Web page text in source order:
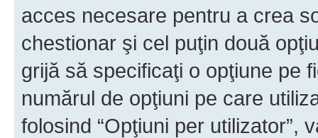
acces necesare pentru a crea
chestionar şi cel puţin două
grijă să specificaţi o opţiune pe
numărul de opţiuni pe care
folosind “Opţiuni per utilizator”,